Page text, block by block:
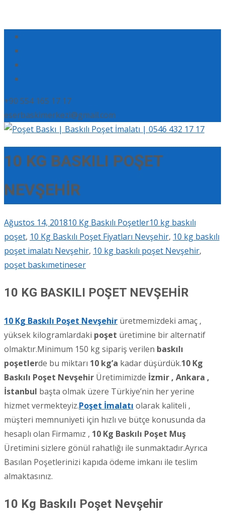
+90 554 165 17 17
eserbaskimerkezi@gmail.com
10 KG BASKILI POŞET
NEVŞEHİR
Ağustos 14, 201810 Kg Baskılı Poşetler10 kg baskılı
poşet, 10 Kg Baskılı Poşet Fiyatları Nevşehir, 10 kg baskılı
poşet imalatı Nevşehir, 10 kg baskılı poşet Nevşehir,
poşet baskımetineser
10 KG BASKILI POŞET NEVŞEHİR
10 Kg Baskılı Poşet Nevşehir üretmemizdeki amaç ,
yüksek kilogramlardaki poşet üretimine bir alternatif
olmaktır.Minimum 150 kg sipariş verilen baskılı
poşetlerde bu miktarı 10 kg’a kadar düşürdük.10 Kg
Baskılı Poşet Nevşehir Üretimimizde İzmir , Ankara ,
İstanbul başta olmak üzere Türkiye’nin her yerine
hizmet vermekteyiz.Poşet İmalatı olarak kaliteli ,
müşteri memnuniyeti için hızlı ve bütçe konusunda da
hesaplı olan Firmamız , 10 Kg Baskılı Poşet Muş
Üretimini sizlere gönül rahatlığı ile sunmaktadır.Ayrıca
Basılan Poşetlerinizi kapıda ödeme imkanı ile teslim
almaktasınız.
10 Kg Baskılı Poşet Nevşehir